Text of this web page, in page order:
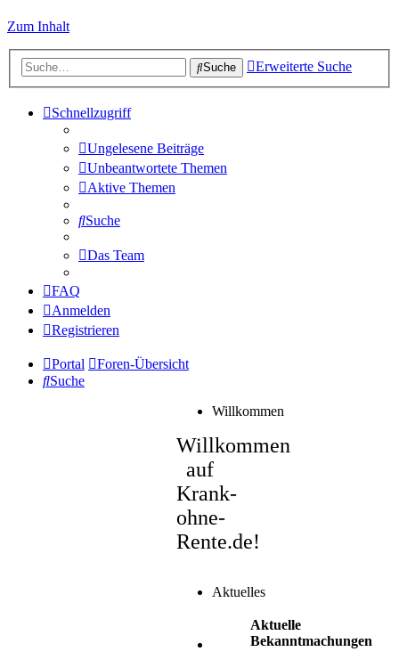
Zum Inhalt
Suche Erweiterte Suche
Schnellzugriff
Ungelesene Beiträge
Unbeantwortete Themen
Aktive Themen
Suche
Das Team
FAQ
Anmelden
Registrieren
Portal
Foren-Übersicht
Suche
Willkommen
Willkommen
auf
Krank-
ohne-
Rente.de!
Aktuelles
Aktuelle
Bekanntmachungen